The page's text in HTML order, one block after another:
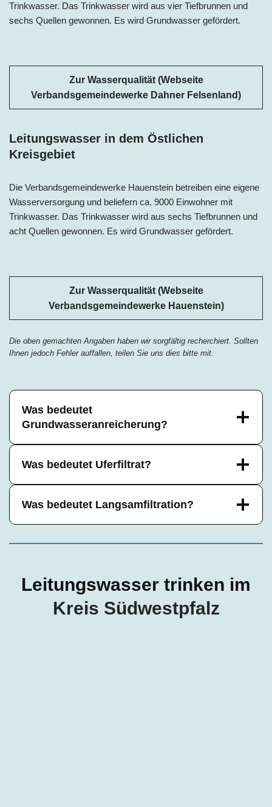
Trinkwasser. Das Trinkwasser wird aus vier Tiefbrunnen und
sechs Quellen gewonnen. Es wird Grundwasser gefördert.
Zur Wasserqualität (Webseite
Verbandsgemeindewerke Dahner Felsenland)
Leitungswasser in dem Östlichen
Kreisgebiet
Die Verbandsgemeindewerke Hauenstein betreiben eine eigene
Wasserversorgung und beliefern ca. 9000 Einwohner mit
Trinkwasser. Das Trinkwasser wird aus sechs Tiefbrunnen und
acht Quellen gewonnen. Es wird Grundwasser gefördert.
Zur Wasserqualität (Webseite
Verbandsgemeindewerke Hauenstein)
Die oben gemachten Angaben haben wir sorgfältig recherchiert. Sollten
Ihnen jedoch Fehler auffallen, teilen Sie uns dies bitte mit.
Was bedeutet
Grundwasseranreicherung?
Was bedeutet Uferfiltrat?
Was bedeutet Langsamfiltration?
Leitungswasser trinken im
Kreis Südwestpfalz